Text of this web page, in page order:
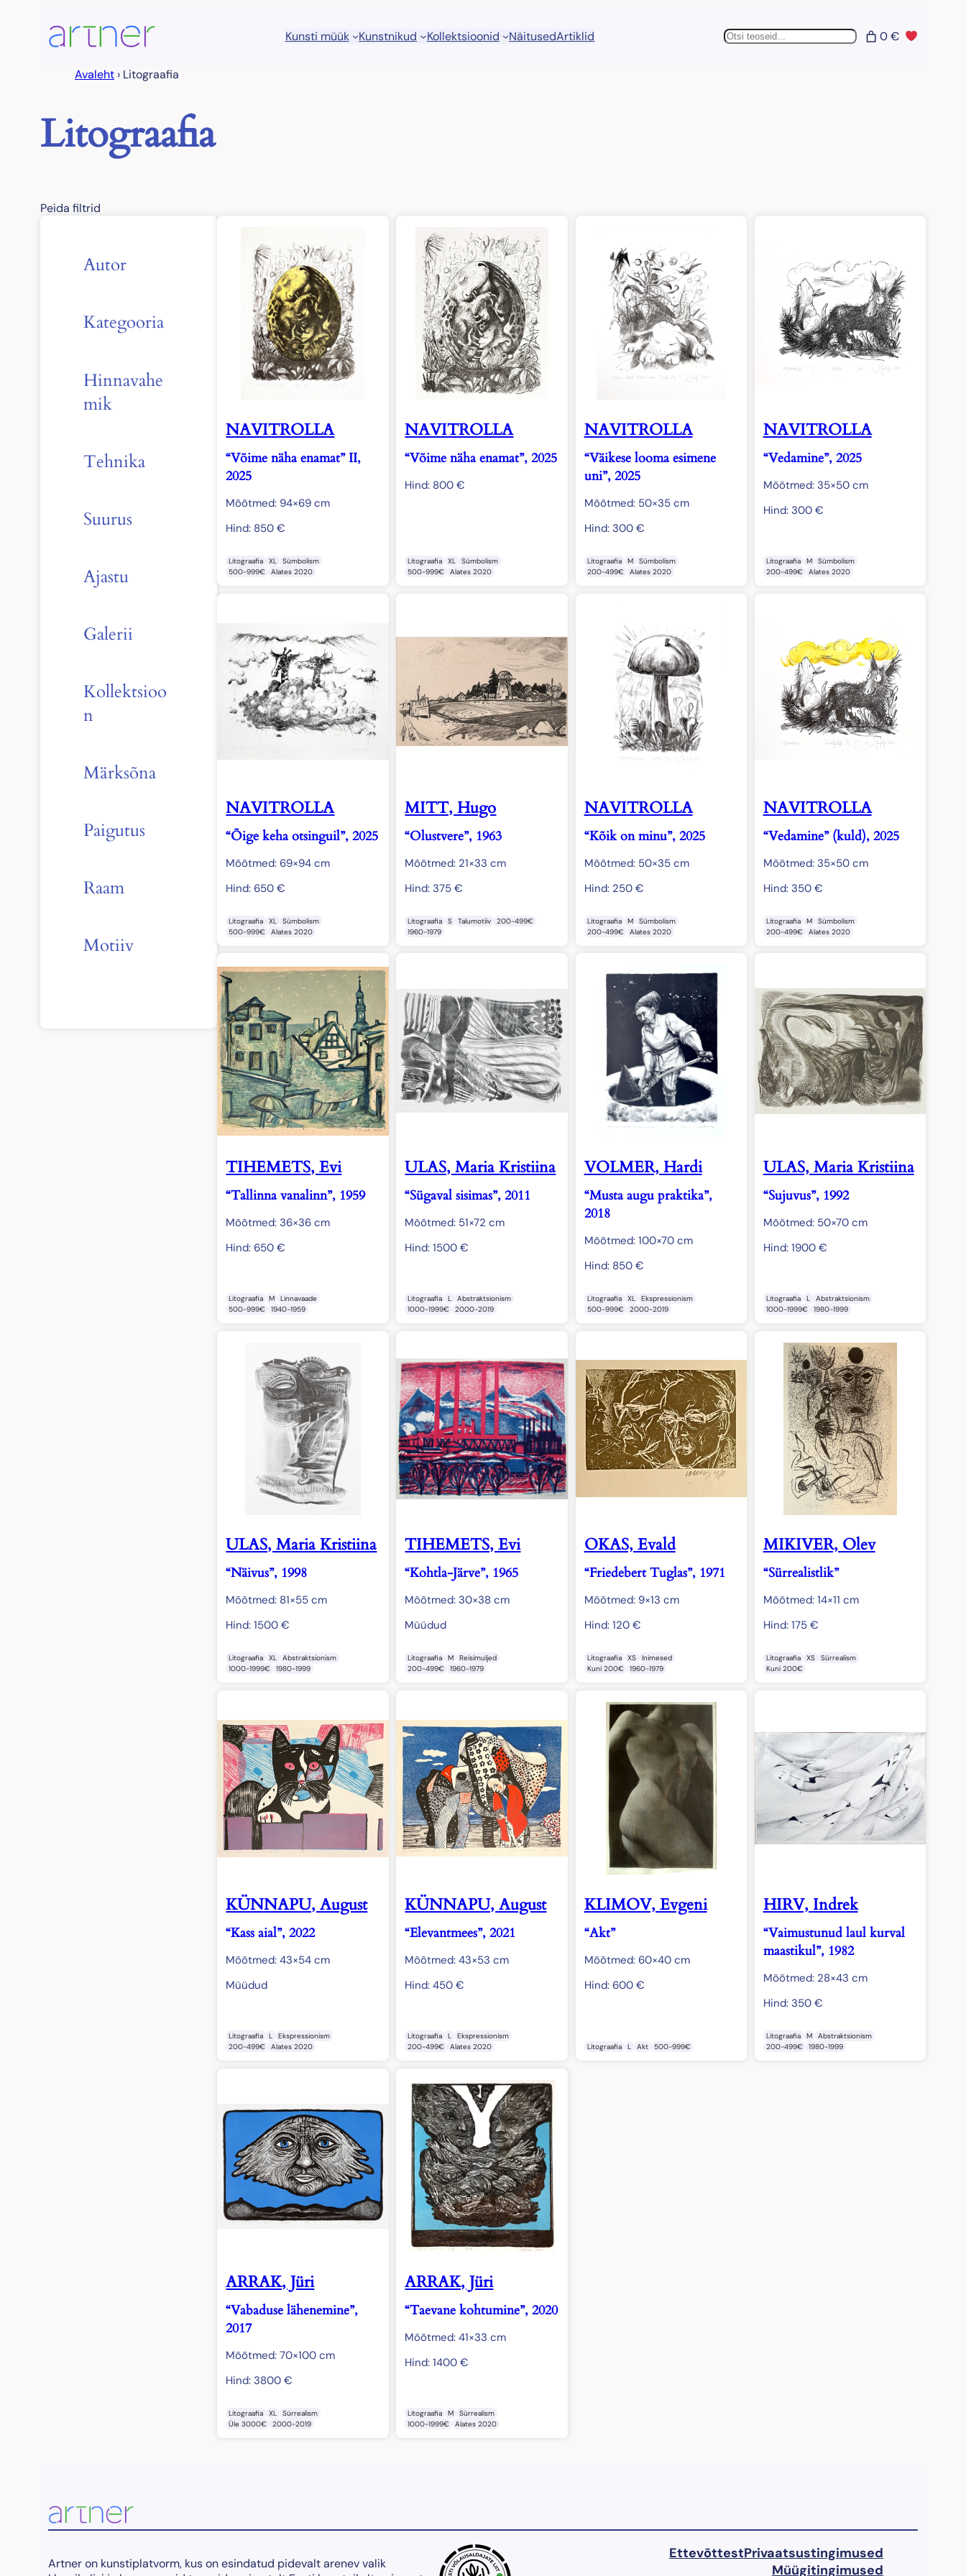
Kunsti müük Kunstnikud Kollektsioonid NäitusedArtiklid Otsing 0 €
Avaleht › Litograafia
Litograafia
Peida filtrid
Autor
Kategooria
Hinnavahe
mik
Tehnika
Suurus
Ajastu
Galerii
Kollektsioo
n
Märksõna
Paigutus
Raam
Motiiv
NAVITROLLA
“Võime näha enamat” II,
2025
Mõõtmed: 94×69 cm
Hind: 850€
Litograafia XL
Sümbolism
500-999€
Alates 2020
NAVITROLLA
“Võime näha enamat”, 2025
Hind: 800€
Litograafia XL
Sümbolism
500-999€
Alates 2020
NAVITROLLA
“Väikese looma esimene
uni”, 2025
Mõõtmed: 50×35 cm
Hind: 300 €
Litograafia M
Sümbolism
200-499€
Alates 2020
NAVITROLLA
“Vedamine”, 2025
Mõõtmed: 35×50 cm
Hind: 300 €
Litograafia M
Sümbolism
200-499€
Alates 2020
NAVITROLLA
“Õige keha otsinguil”, 2025
Mõõtmed: 69×94 cm
Hind:650€
Litograafia XL
Sümbolism
500-999€
Alates 2020
MITT, Hugo
“Olustvere”, 1963
Mõõtmed: 21×33 cm
Hind:375€
Litograafia S Talumotiiv
200-499€
1960-1979
NAVITROLLA
“Kõik on minu”, 2025
Mõõtmed: 50×35 cm
Hind: 250 €
Litograafia M
Sümbolism
200-499€
Alates 2020
NAVITROLLA
“Vedamine” (kuld), 2025
Mõõtmed: 35×50 cm
Hind: 350 €
Litograafia M
Sümbolism
200-499€
Alates 2020
TIHEMETS, Evi
“Tallinna vanalinn”, 1959
Mõõtmed: 36×36 cm
Hind:650€
Litograafia M
Linnavaade
500-999€
1940-1959
ULAS, Maria Kristiina
“Sügaval sisimas”, 2011
Mõõtmed: 51×72 cm
Hind:1500€
Litograafia L
Abstraktsionism
1000-1999€
2000-2019
VOLMER, Hardi
“Musta augu praktika”,
2018
Mõõtmed: 100×70 cm
Hind: 850 €
Litograafia XL
Ekspressionism
500-999€
2000-2019
ULAS, Maria Kristiina
“Sujuvus”, 1992
Mõõtmed: 50×70 cm
Hind: 1900 €
Litograafia L
Abstraktsionism
1000-1999€
1980-1999
ULAS, Maria Kristiina
“Näivus”, 1998
Mõõtmed: 81×55 cm
Hind:1500€
Litograafia XL
Abstraktsionism
1000-1999€
1980-1999
TIHEMETS, Evi
“Kohtla-Järve”, 1965
Mõõtmed: 30×38 cm
Müüdud
Litograafia M
Reisimuljed
200-499€
1960-1979
OKAS, Evald
“Friedebert Tuglas”, 1971
Mõõtmed: 9×13 cm
Hind: 120 €
Litograafia XS
Inimesed
Kuni 200€
1960-1979
MIKIVER, Olev
“Sürrealistlik”
Mõõtmed: 14×11 cm
Hind: 175 €
Litograafia XS
Sürrealism
Kuni 200€
KÜNNAPU, August
“Kass aial”, 2022
Mõõtmed: 43×54 cm
Müüdud
Litograafia L
Ekspressionism
200-499€
Alates 2020
KÜNNAPU, August
“Elevantmees”, 2021
Mõõtmed: 43×53 cm
Hind:450€
Litograafia L
Ekspressionism
200-499€
Alates 2020
KLIMOV, Evgeni
“Akt”
Mõõtmed: 60×40 cm
Hind: 600 €
Litograafia L Akt 500-999€
HIRV, Indrek
“Vaimustunud laul kurval
maastikul”, 1982
Mõõtmed: 28×43 cm
Hind: 350 €
Litograafia M
Abstraktsionism
200-499€
1980-1999
ARRAK, Jüri
“Vabaduse lähenemine”,
2017
Mõõtmed: 70×100 cm
Hind:3800€
Litograafia XL
Sürrealism
Üle 3000€
2000-2019
ARRAK, Jüri
“Taevane kohtumine”, 2020
Mõõtmed: 41×33 cm
Hind:1400€
Litograafia M
Sürrealism
1000-1999€
Alates 2020
Artner on kunstiplatvorm, kus on esindatud pidevalt arenev valik
EttevõttestPrivaatsustingimused
Müügitingimused